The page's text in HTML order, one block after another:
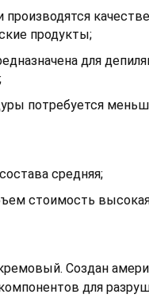
производятся
продукты;
для
потребуется
средняя;
стоимость
Создан
для